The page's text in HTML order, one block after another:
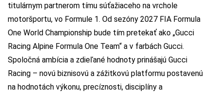
titulárnym partnerom tímu súťažiaceho na vrchole
motoršportu, vo Formule 1. Od sezóny 2027 FIA Formula
One World Championship bude tím pretekať ako „Gucci
Racing Alpine Formula One Team“ a v farbách Gucci.
Spoločná ambícia a zdieľané hodnoty prinášajú Gucci
Racing – novú biznisovú a zážitkovú platformu postavenú
na hodnotách výkonu, precíznosti, disciplíny a